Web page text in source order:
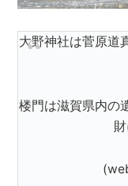
大野神社は菅原道
楼門は滋賀県内の